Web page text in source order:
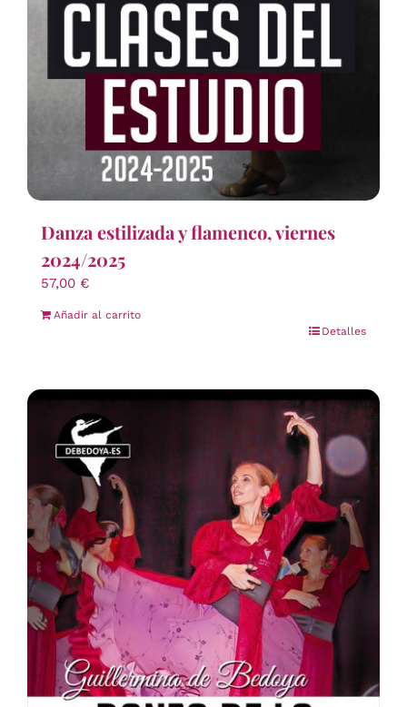
Danza estilizada y flamenco, viernes
2024/2025
57,00 €
Añadir al carrito
Detalles